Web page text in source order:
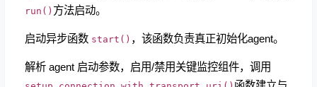
run() 方法启动。
启动异步函数 start() ，该函数负责真正初始化agent。
解析 agent 启动参数，启用/禁用关键监控组件，调用